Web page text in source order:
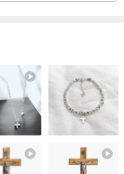
使用漂白水。
置於陰涼處陰乾。